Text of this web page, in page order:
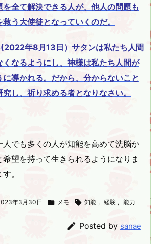
全て解決できる人が、他人の問題も
う大使徒となっていくのだ。
年8月13日）サタンは私たち人間
なるようにし、神様は私たち人間が
導かれる。だから、分からないこと
し、祈り求める者となりなさい。
でも多くの人が知能を高めて洗脳か
望を持って生きられるようになりま
。
年3月30日  メモ  知能 , 経験 , 能力
 Posted by sanae